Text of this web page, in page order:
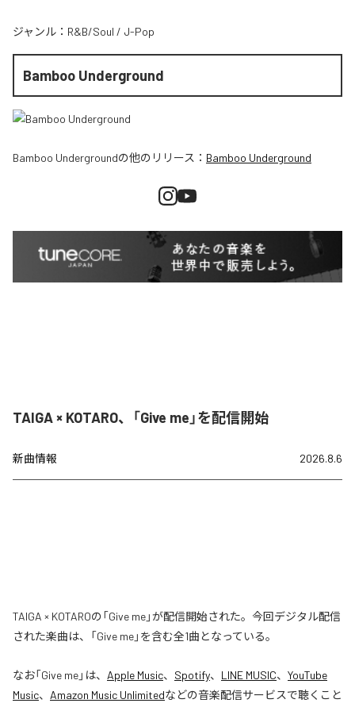
ジャンル： R&B/Soul / J-Pop
Bamboo Underground
Bamboo Undergroundの他のリリース： Bamboo Underground
TAIGA × KOTARO、「Give me」を配信開始
新曲情報 2026.8.6
TAIGA × KOTAROの「Give me」が配信開始された。今回デジタル配信
された楽曲は、「Give me」を含む全1曲となっている。
なお「Give me」は、 Apple Music、 Spotify、 LINE MUSIC、 YouTube
Music、 Amazon Music Unlimitedなどの音楽配信サービスで聴くこと